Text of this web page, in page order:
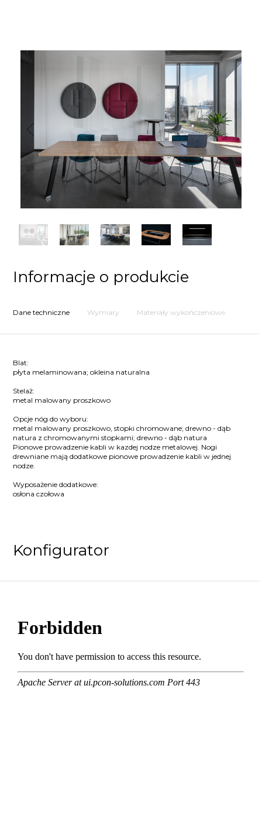
Następny
Informacje o produkcie
Dane techniczne Wymiary Materiały wykończeniowe
Blat:
płyta melaminowana; okleina naturalna
Stelaż:
metal malowany proszkowo
Opcje nóg do wyboru:
metal malowany proszkowo, stopki chromowane; drewno - dąb
natura z chromowanymi stopkami; drewno - dąb natura
Pionowe prowadzenie kabli w kazdej nodze metalowej. Nogi
drewniane mają dodatkowe pionowe prowadzenie kabli w jednej
nodze.
Wyposażenie dodatkowe:
osłona czołowa
Konfigurator